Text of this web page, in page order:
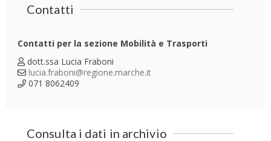
Contatti
Contatti per la sezione Mobilità e Trasporti
dott.ssa Lucia Fraboni
lucia.fraboni@regione.marche.it
071 8062409
Consulta i dati in archivio